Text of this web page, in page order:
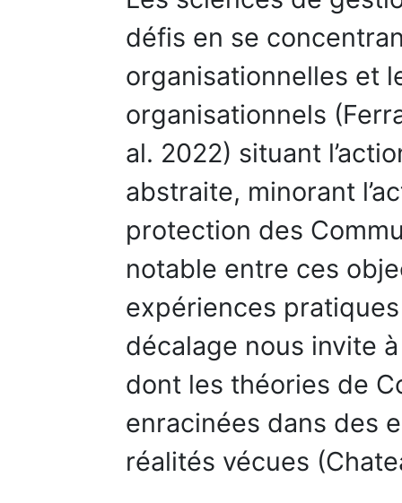
défis en se
organisationnelles et
organisationnels
al. 2022) situant
abstraite, minorant
protection des
notable entre ces
expériences
décalage nous invite
dont les théories de
enracinées dans des
réalités vécues